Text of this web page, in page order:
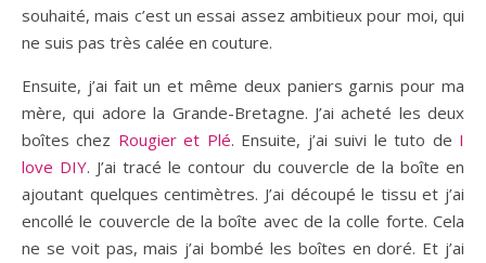
souhaité, mais c’est un essai assez ambitieux pour moi, qui
ne suis pas très calée en couture.
Ensuite, j’ai fait un et même deux paniers garnis pour ma
mère, qui adore la Grande-Bretagne. J’ai acheté les deux
boîtes chez Rougier et Plé. Ensuite, j’ai suivi le tuto de I
love DIY. J’ai tracé le contour du couvercle de la boîte en
ajoutant quelques centimètres. J’ai découpé le tissu et j’ai
encollé le couvercle de la boîte avec de la colle forte. Cela
ne se voit pas, mais j’ai bombé les boîtes en doré. Et j’ai